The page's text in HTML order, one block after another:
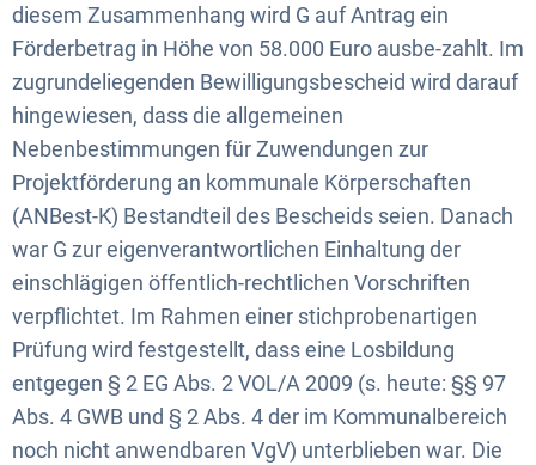
diesem Zusammenhang wird G auf Antrag ein
Förderbetrag in Höhe von 58.000 Euro ausbe-zahlt. Im
zugrundeliegenden Bewilligungsbescheid wird darauf
hingewiesen, dass die allgemeinen
Nebenbestimmungen für Zuwendungen zur
Projektförderung an kommunale Körperschaften
(ANBest-K) Bestandteil des Bescheids seien. Danach
war G zur eigenverantwortlichen Einhaltung der
einschlägigen öffentlich-rechtlichen Vorschriften
verpflichtet. Im Rahmen einer stichprobenartigen
Prüfung wird festgestellt, dass eine Losbildung
entgegen § 2 EG Abs. 2 VOL/A 2009 (s. heute: §§ 97
Abs. 4 GWB und § 2 Abs. 4 der im Kommunalbereich
noch nicht anwendbaren VgV) unterblieben war. Die